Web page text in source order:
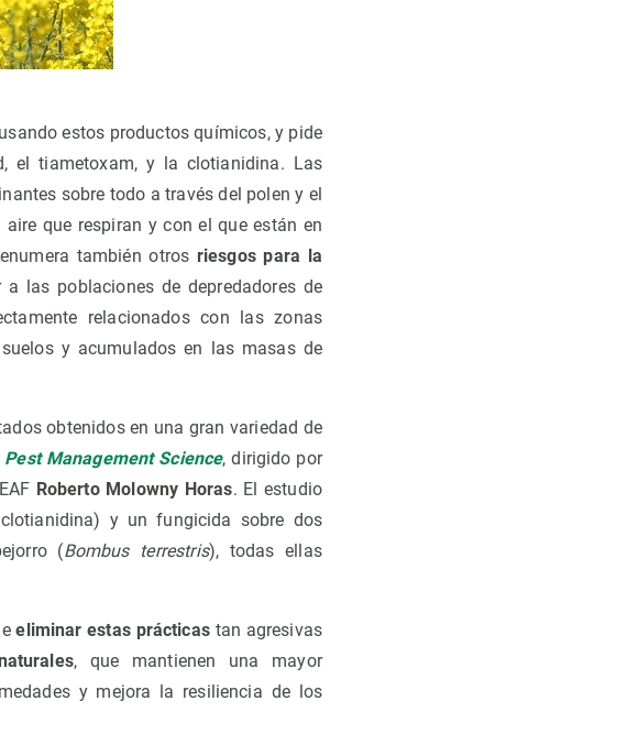
estos productos químicos, y pide
el tiametoxam, y la clotianidina. Las
sobre todo a través del polen y el
que respiran y con el que están en
también otros riesgos para la
las poblaciones de depredadores de
relacionados con las zonas
y acumulados en las masas de
obtenidos en una gran variedad de
Pest Management Science, dirigido por
Roberto Molowny Horas. El estudio
y un fungicida sobre dos
(Bombus terrestris), todas ellas
eliminar estas prácticastan agresivas
, que mantienen una mayor
y mejora la resiliencia de los